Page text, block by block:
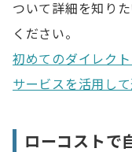
ついて詳細を知り
ください。
初めてのダイレク
サービスを活用し
ローコストで